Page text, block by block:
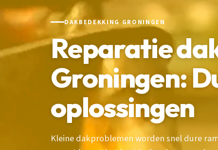
DAKBEDEKKING GRONINGEN
Reparatie
Groningen:
oplossingen
Kleine dakproblemen worden snel dure